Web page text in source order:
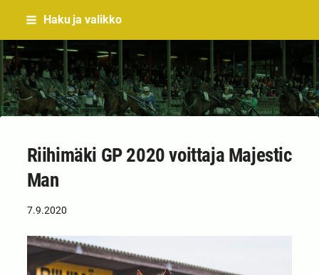
Siirry
sisältöön
Haku ja valikko
Sivuston etusivulle
Riihimäki GP 2020 voittaja Majestic
Man
7.9.2020